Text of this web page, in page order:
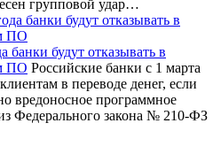
групповой удар…
банки будут отказывать в
ПО Российские банки с 1 марта
в переводе денег, если
вредоносное программное
Федерального закона № 210-ФЗ